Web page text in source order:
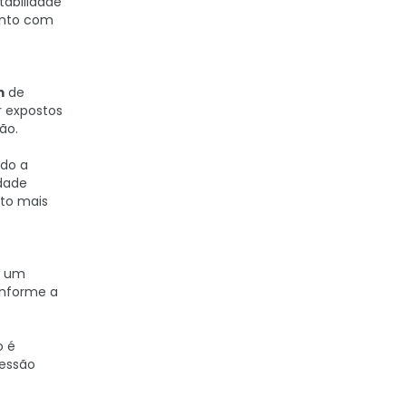
com
de
expostos
a
mais
um
a
é